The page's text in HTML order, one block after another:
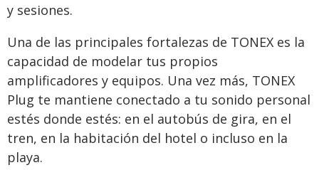
y sesiones.
Una de las principales fortalezas de TONEX es la
capacidad de modelar tus propios
amplificadores y equipos. Una vez más, TONEX
Plug te mantiene conectado a tu sonido personal
estés donde estés: en el autobús de gira, en el
tren, en la habitación del hotel o incluso en la
playa.